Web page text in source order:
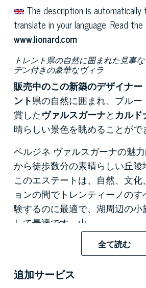
The description is
translate in your language. Read
www.lionard.com
トレント県の自然に囲まれた見事
デン付きの豪華なヴィラ
販売中のこの新築のデザイナー
ント県の自然に囲まれ、ブル
賞したヴァルスガーナとカルド
晴らしい景色を眺めることがで
ペルジネ ヴァルスガーナの魅
から徒歩数分の素晴らしい丘陵
このエステートは、自然、文
ョンの間でトレンティーノの
験するのに最適で、湖周辺の小
して最適です。山。
その 3,500 平方メートルの敷地
ライベート ガーデンと隣接す
成されており、屋外のウェルネ
全て読む
追加サービス